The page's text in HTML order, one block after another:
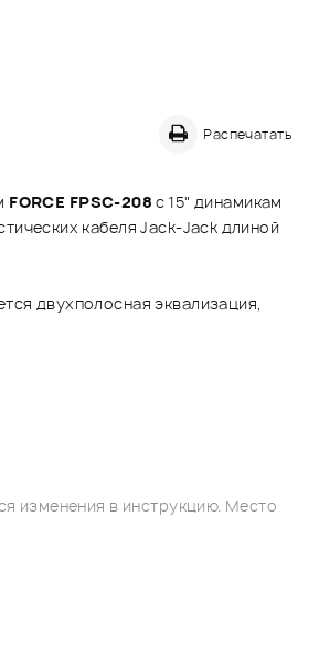
Распечатать
FORCE FPSC-208 с 15" динамикам
кабеля Jack-Jack длиной
двухполосная эквализация,
изменения в инструкцию. Место